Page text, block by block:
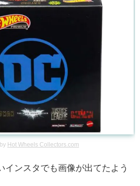
Hot Wheels Collectors.com
インスタでも画像が出てたよう